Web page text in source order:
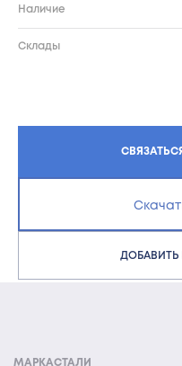
Наличие
Склады
ДОБАВИТЬ
МАРКАСТАЛИ